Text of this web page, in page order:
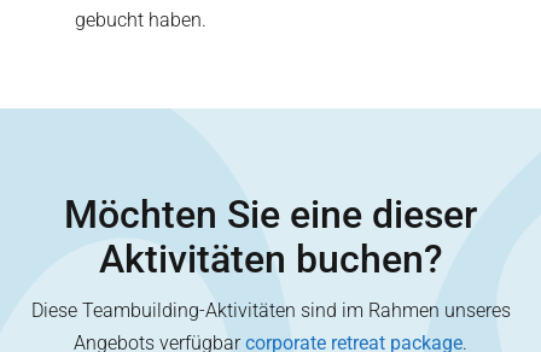
gebucht haben.
Möchten Sie eine dieser
Aktivitäten buchen?
Diese Teambuilding-Aktivitäten sind im Rahmen unseres
Angebots verfügbarcorporate retreat package.